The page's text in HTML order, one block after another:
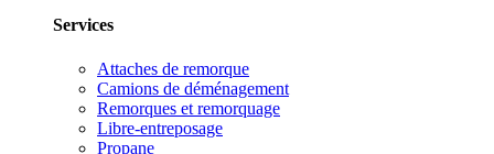
Services
Attaches de remorque
Camions de déménagement
Remorques et remorquage
Libre-entreposage
Propane